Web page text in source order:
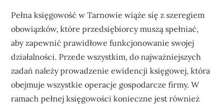
Pełna księgowość w Tarnowie wiąże się z szeregiem
obowiązków, które przedsiębiorcy muszą spełniać,
aby zapewnić prawidłowe funkcjonowanie swojej
działalności. Przede wszystkim, do najważniejszych
zadań należy prowadzenie ewidencji księgowej, która
obejmuje wszystkie operacje gospodarcze firmy. W
ramach pełnej księgowości konieczne jest również